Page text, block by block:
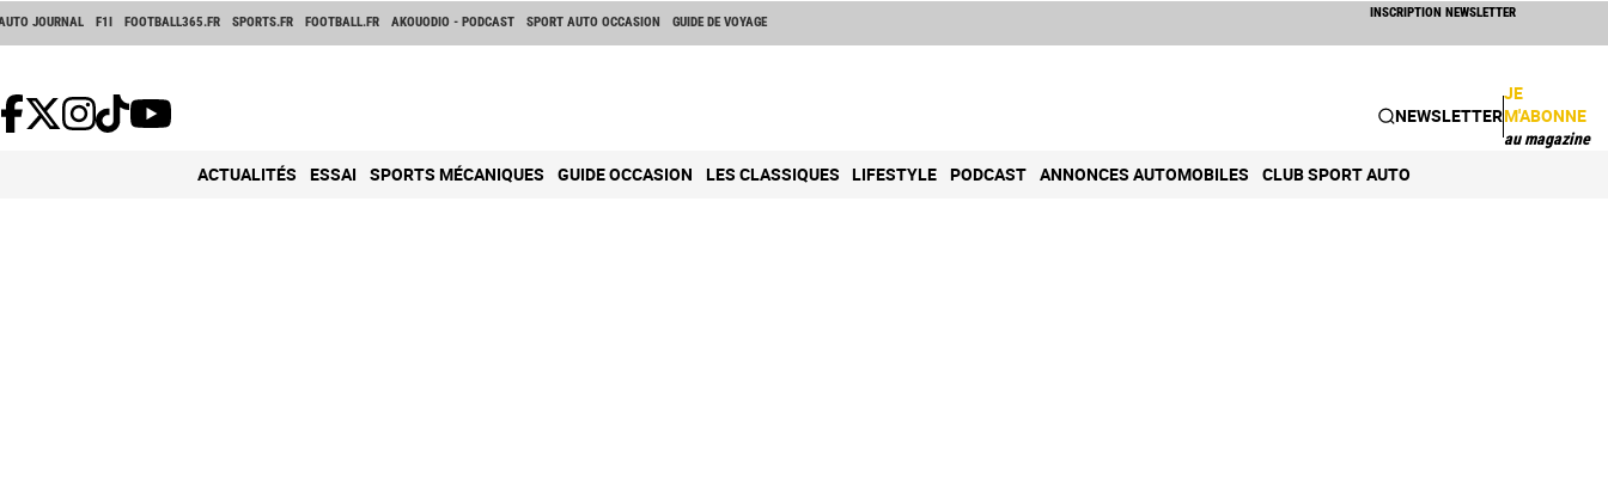
JOURNAL F1I FOOTBALL365.FR SPORTS.FR FOOTBALL.FR AKOUODIO - PODCAST SPORT AUTO OCCASION GUIDE DE VOYAGE
INSCRIPTION NEWSLETTER
NEWSLETTER
JE
M'ABONNE
au magazine
ACTUALITÉS ESSAI SPORTS MÉCANIQUES GUIDE OCCASION LES CLASSIQUES LIFESTYLE PODCAST ANNONCES AUTOMOBILES CLUB SPORT AUTO